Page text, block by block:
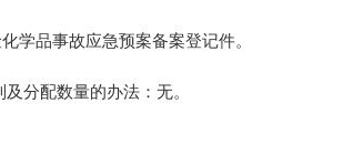
学品事故应急预案备案登记件。
分配数量的办法：无。